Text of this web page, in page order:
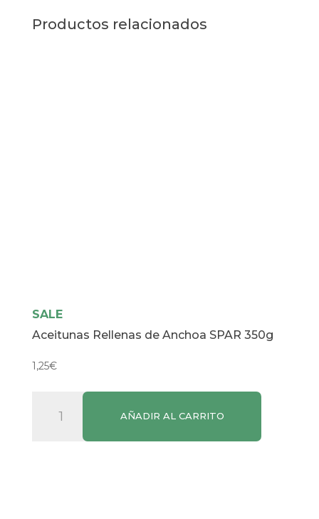
Productos relacionados
SALE
Aceitunas Rellenas de Anchoa SPAR 350g
1,25€
Aceitunas
Rellenas
AÑADIR AL CARRITO